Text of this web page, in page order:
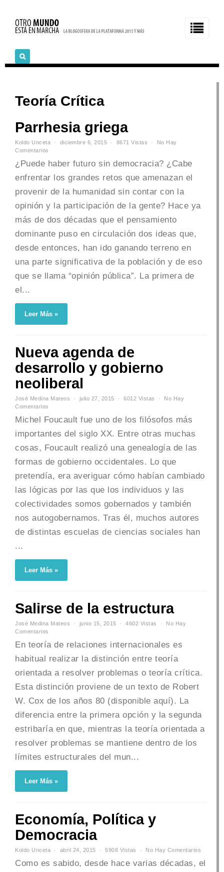
Teoría Crítica
Parrhesia griega
Koldo Unceta diciembre 6, 2015 8671 Vistas
No Hay
Comentarios
¿Puede haber futuro sin democracia? ¿Cabe
enfrentar los grandes retos que amenazan el
provenir de la humanidad sin contar con la
opinión y la participación de la gente? Hace ya
más de dos décadas que el pensamiento
dominante puso en circulación dos ideas que,
desde entonces, han ido ganando terreno en
una parte significativa de la población y de eso
que se llama “opinión pública”. La primera de
el...
Leer Más »
Nueva agenda de
desarrollo y gobierno
neoliberal
José Medina Mateos julio 27, 2015 6012 Vistas
No Hay
Comentarios
Michel Foucault fue uno de los filósofos más
importantes del siglo XX. Entre otras muchas
cosas, Foucault realizó una genealogía de las
formas de gobierno occidentales. Lo que
pretendía, era averiguar cómo habían cambiado
las lógicas por las que los individuos y las
colectividades somos gobernados y también
nos autogobernamos. Tras él, muchos autores
de distintas escuelas de ciencias sociales han
...
Leer Más »
Salirse de la estructura
José Medina Mateos junio 15, 2015 4602 Vistas
No Hay
Comentarios
En teoría de relaciones internacionales es
habitual realizar la distinción entre teoría
orientada a resolver problemas o teoría crítica.
Esta distinción proviene de un texto de Robert
W. Cox de los años 80 (disponible aquí). La
diferencia entre la primera opción y la segunda
estribaría en que, mientras la teoría orientada a
resolver problemas se mantiene dentro de los
límites estructurales del mun...
Leer Más »
Economía, Política y
Democracia
Koldo Unceta abril 24, 2015 5908 Vistas No Hay Comentarios
Como es sabido, desde hace varias décadas, el